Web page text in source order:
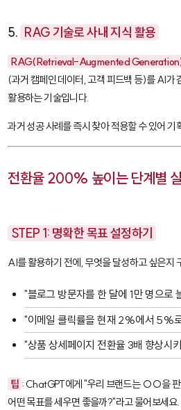
5. RAG 기술로 사내 지식 활용
RAG(Retrieval-Augmented
(과거 캠페인 데이터, 고객 피드백 등)를 AI가
활용하는 기술입니다.
과거 성공 사례를 즉시 찾아 적용할 수 있어 기
전환율 200% 높이는 단계별
STEP 1: 명확한 목표 설정하기
AI를 활용하기 전에, 무엇을 달성하고 싶은지
"블로그 방문자를 한 달에 1만 명으로
"이메일 클릭률을 현재 2%에서 5%
"상품 상세페이지 전환율 3배 향상시
팁 : ChatGPT에게 "우리 브랜드는 ○○을 판
어떤 목표를 세우면 좋을까?"라고 물어보세